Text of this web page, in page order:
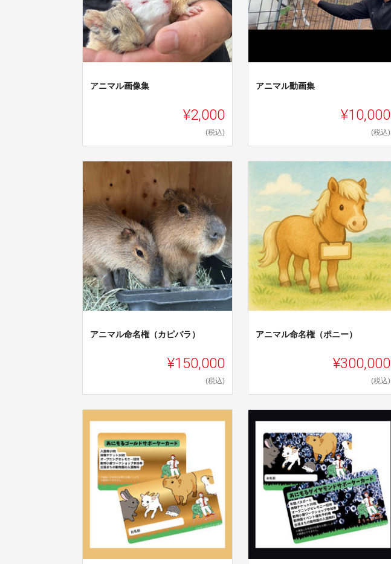
アニマル画像集
¥2,000
(税込)
アニマル動画集
¥10,000
(税込)
アニマル命名権（カピバラ）
¥150,000
(税込)
アニマル命名権（ポニー）
¥300,000
(税込)